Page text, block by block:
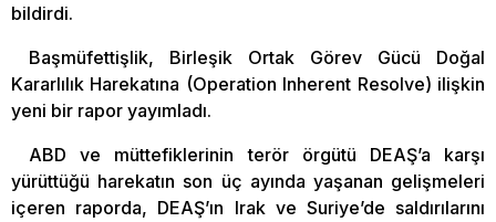
bildirdi.
Başmüfettişlik, Birleşik Ortak Görev Gücü Doğal
Kararlılık Harekatına (Operation Inherent Resolve) ilişkin
yeni bir rapor yayımladı.
ABD ve müttefiklerinin terör örgütü DEAŞ’a karşı
yürüttüğü harekatın son üç ayında yaşanan gelişmeleri
içeren raporda, DEAŞ’ın Irak ve Suriye’de saldırılarını